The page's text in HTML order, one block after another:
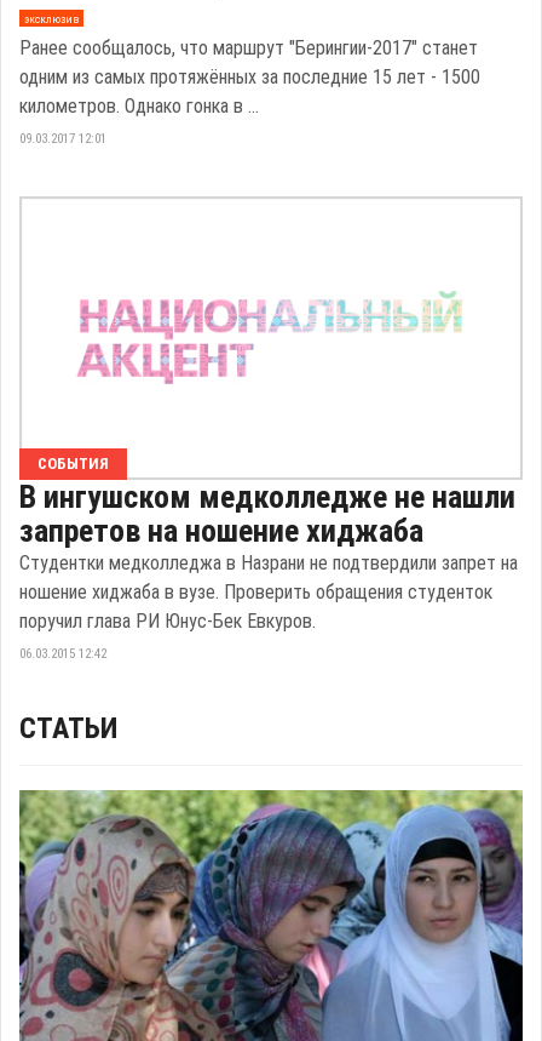
эксклюзив
Ранее сообщалось, что маршрут "Берингии-2017" станет
одним из самых протяжённых за последние 15 лет - 1500
километров. Однако гонка в ...
09.03.2017 12:01
СОБЫТИЯ
В ингушском медколледже не нашли
запретов на ношение хиджаба
Студентки медколледжа в Назрани не подтвердили запрет на
ношение хиджаба в вузе. Проверить обращения студенток
поручил глава РИ Юнус-Бек Евкуров.
06.03.2015 12:42
СТАТЬИ